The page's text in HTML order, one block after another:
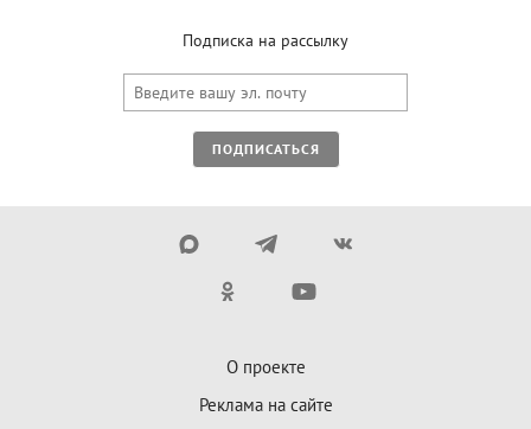
Подписка на рассылку
ПОДПИСАТЬСЯ
О проекте
Реклама на сайте